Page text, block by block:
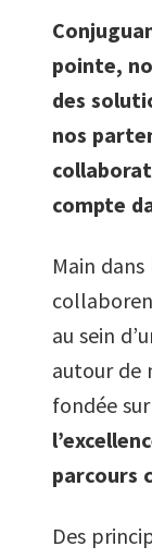
pointe,
des
nos
compte
Main
au sein
autour de
fondée
parcours
Des